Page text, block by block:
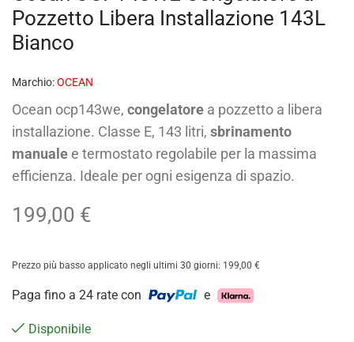
Pozzetto Libera Installazione 143L
Bianco
Marchio:OCEAN
Ocean ocp143we, congelatore a pozzetto a libera
installazione. Classe E, 143 litri, sbrinamento
manuale e termostato regolabile per la massima
efficienza. Ideale per ogni esigenza di spazio.
199,00 €
Prezzo più basso applicato negli ultimi 30 giorni: 199,00 €
Paga fino a 24 rate con e
Disponibile